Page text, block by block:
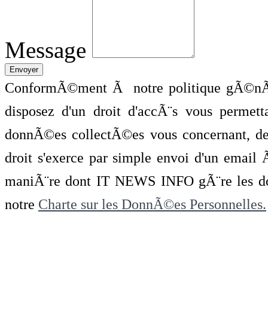
Message
ConformÃ©ment Ã notre politique
disposez d'un droit d'accÃ¨s vous
donnÃ©es collectÃ©es vous concernant,
droit s'exerce par simple envoi d'un
maniÃ¨re dont IT NEWS INFO gÃ¨re les
notre Charte sur les DonnÃ©es Personnelles.